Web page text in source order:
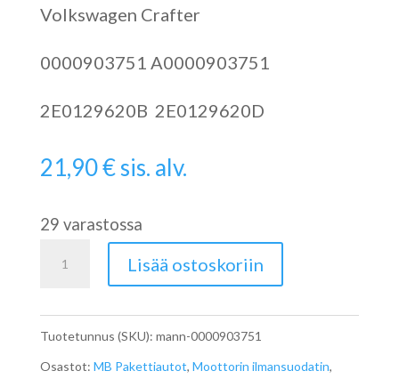
Volkswagen Crafter
0000903751 A0000903751
2E0129620B 2E0129620D
21,90€sis. alv.
29 varastossa
Sprinterin
Ilmansuodatin
MANN
määrä
Lisää ostoskoriin
Tuotetunnus (SKU): mann-0000903751
Osastot: MB Pakettiautot, Moottorin ilmansuodatin,